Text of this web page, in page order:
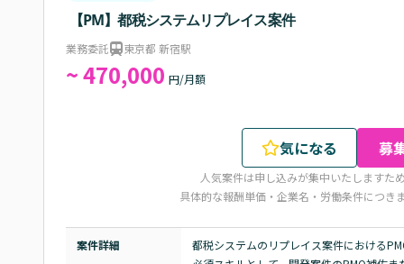
【PM】都税システムリプレイス案件
業務委託 東京都 新宿駅
~ 470,000 円/月額
気になる 募
人気案件は申し込みが集中いたしますた
具体的な報酬単価・企業名・労働条件につき
案件詳細
都税システムのリプレイス案件における